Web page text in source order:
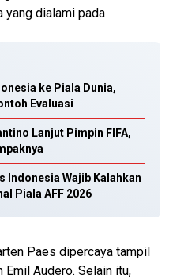
yang dialami pada
ke Piala Dunia,
Evaluasi
Lanjut Pimpin FIFA,
Indonesia Wajib Kalahkan
Piala AFF 2026
Paes dipercaya tampil
Audero. Selain itu,